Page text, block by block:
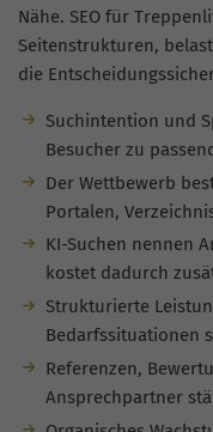
Nähe. SEO für
Seitenstrukturen,
die
Suchintention und
Besucher zu
Der Wettbewerb
Portalen,
KI-Suchen nennen
kostet dadurch
Strukturierte
Bedarfssituationen
Referenzen,
Ansprechpartner